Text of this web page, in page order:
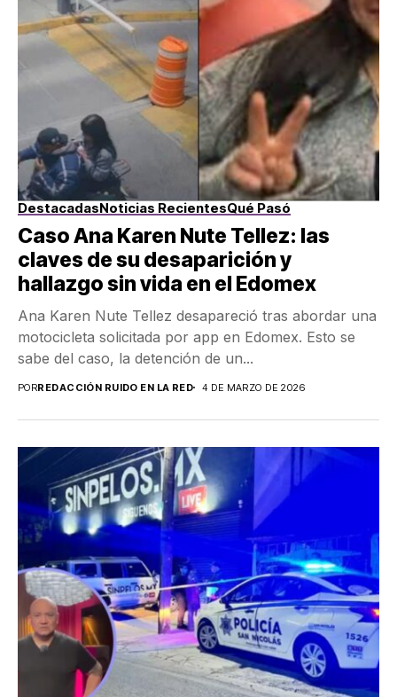
DestacadasNoticias RecientesQué Pasó
Caso Ana Karen Nute Tellez: las
claves de su desaparición y
hallazgo sin vida en el Edomex
Ana Karen Nute Tellez desapareció tras abordar una
motocicleta solicitada por app en Edomex. Esto se
sabe del caso, la detención de un...
PORREDACCIÓN RUIDO EN LA RED 4 DE MARZO DE 2026